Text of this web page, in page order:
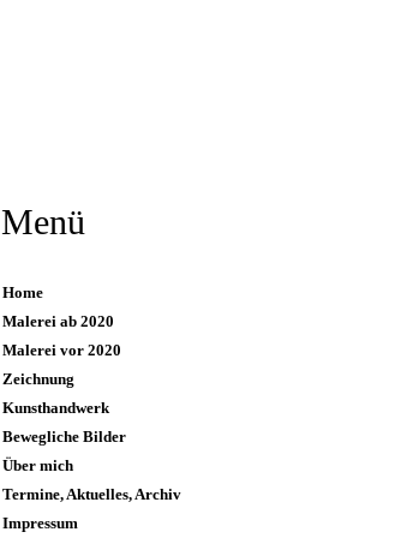
Menü
Home
Malerei ab 2020
Malerei vor 2020
Zeichnung
Kunsthandwerk
Bewegliche Bilder
Über mich
Termine, Aktuelles, Archiv
Impressum